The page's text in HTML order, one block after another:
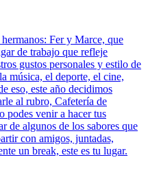
Fer y Marce, que
de trabajo que refleje
gustos personales y estilo de
música, el deporte, el cine,
eso, este año decidimos
al rubro, Cafetería de
podes venir a hacer tus
de algunos de los sabores que
con amigos, juntadas,
un break, este es tu lugar.